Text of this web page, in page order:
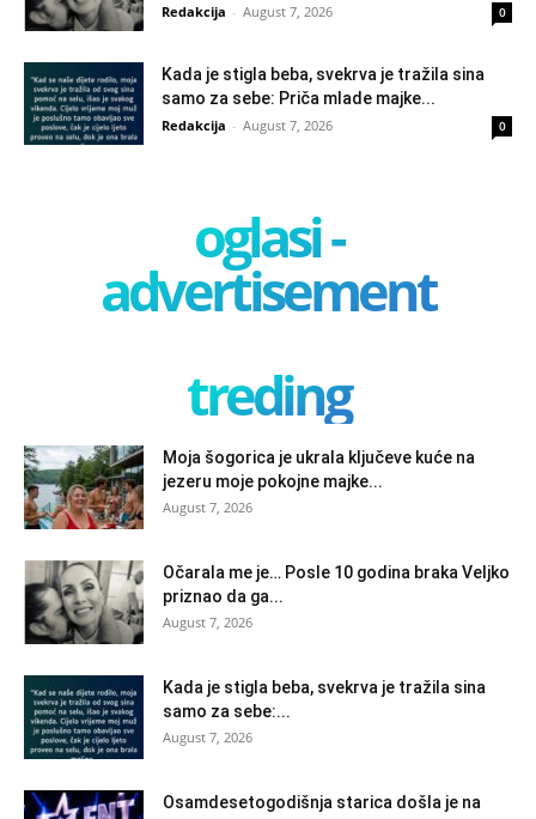
Redakcija - August 7, 2026 0
Kada je stigla beba, svekrva je tražila sina
samo za sebe: Priča mlade majke...
Redakcija - August 7, 2026 0
oglasi -
advertisement
treding
Moja šogorica je ukrala ključeve kuće na
jezeru moje pokojne majke...
August 7, 2026
Očarala me je… Posle 10 godina braka Veljko
priznao da ga...
August 7, 2026
Kada je stigla beba, svekrva je tražila sina
samo za sebe:...
August 7, 2026
Osamdesetogodišnja starica došla je na